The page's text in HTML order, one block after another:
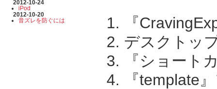
2012-10-24
iPod
2012-10-20
音ズレを防ぐには
『
デスクトッ
『ショート
『template